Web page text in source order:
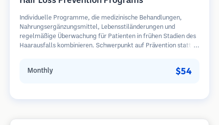
Individuelle Programme, die medizinische Behandlungen,
Nahrungsergänzungsmittel, Lebensstiländerungen und
regelmäßige Überwachung für Patienten in frühen Stadien des
Haarausfalls kombinieren. Schwerpunkt auf Prävention statt
Monthly $54